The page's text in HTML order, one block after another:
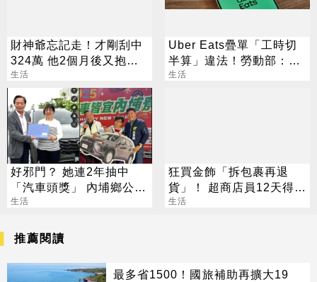
財神爺忘記走！才剛刮中
324萬 他2個月後又抱回
3243萬
生活
Uber Eats疊單「工時切
半算」違法！勞動部：每
案可罰2萬
生活
好邪門？ 她連2年抽中
「汽車頭獎」 內埔鄉公所
說話了
生活
狂買金飾「拆包裹再退
貨」！ 超商店員12天得手
39萬 下場出爐
生活
推薦閱讀
最多省1500！國旅補助再擴大19